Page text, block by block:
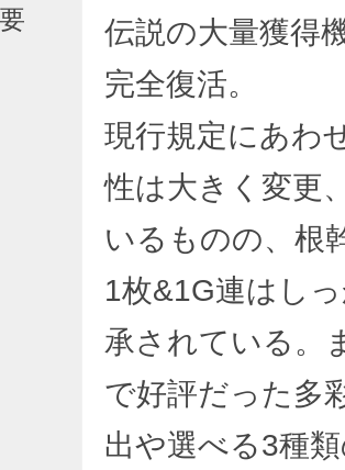
伝説の大量獲得
完全復活。
現行規定にあわ
性は大きく変更
いるものの、根
1枚&1G連はし
承されている。
で好評だった多
出や選べる3種